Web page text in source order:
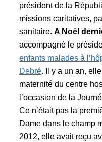
président de la
missions caritatives,
sanitaire. A Noël
accompagné le
enfants malades à
Debré. Il y a un an,
maternité du centre
l’occasion de la
Ce n’était pas la
Dame dans le champ
2012, elle avait reçu